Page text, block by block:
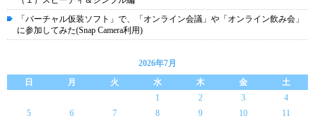
「バーチャル仮装ソフト」で、「オンライン会議」や「オンライン飲み会」
に参加してみた(Snap Camera利用)
2026年7月
日
月 火 水 木 金
土
1
2 3
4
5
6 7 8 9 10
11